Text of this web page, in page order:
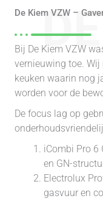
De Kiem VZW –
Bij De Kiem VZW
vernieuwing toe.
keuken waarin nog
worden voor de
De focus lag op
iCombi Pro 6
en GN-
Electrolux
gasvuur en